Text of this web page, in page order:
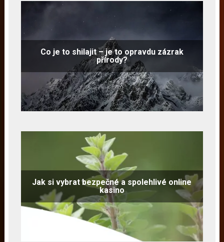
Co je to shilajit – je to opravdu zázrak
přírody?
Jak si vybrat bezpečné a spolehlivé online
kasino